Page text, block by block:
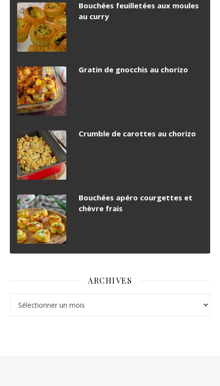
Bouchées feuilletées aux moules
au curry
Gratin de gnocchis au chorizo
Crumble de carottes au chorizo
Bouchées apéro courgettes et
chèvre frais
ARCHIVES